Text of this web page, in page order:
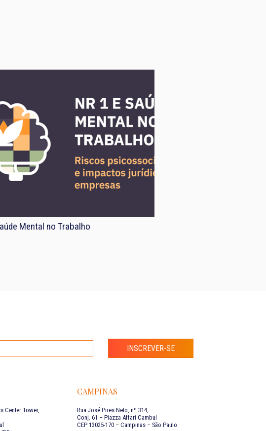
Mental no Trabalho
INSCREVER-SE
Center Tower,
CAMPINAS
Rua José Pires Neto, nº 314,
Conj. 61 – Piazza Affari Cambuí
CEP 13025-170 – Campinas – São Paulo